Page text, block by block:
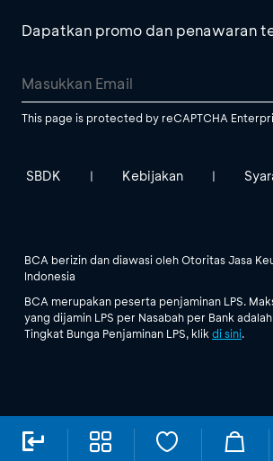
Dapatkan promo dan penawaran
This page is protected by reCAPTCHA
SBDK | Kebijakan |
BCA berizin dan diawasi oleh Otoritas Jasa
Indonesia
BCA merupakan peserta penjaminan LPS.
yang dijamin LPS per Nasabah per Bank
Tingkat Bunga Penjaminan LPS, klik di sini.